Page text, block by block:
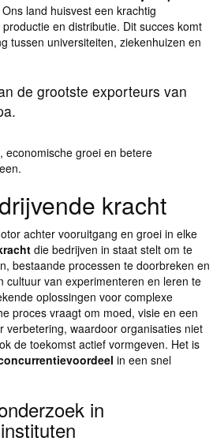
Ons land huisvest een krachtig
en distributie. Dit succes komt
tussen universiteiten, ziekenhuizen en
de grootste exporteurs van
economische groei en betere
kracht
achter vooruitgang en groei in elke
die bedrijven in staat stelt om te
bestaande processen te doorbreken en
cultuur van experimenteren en leren te
oplossingen voor complexe
proces vraagt om moed, visie en een
verbetering, waardoor organisaties niet
de toekomst actief vormgeven. Het is
in een snel
in